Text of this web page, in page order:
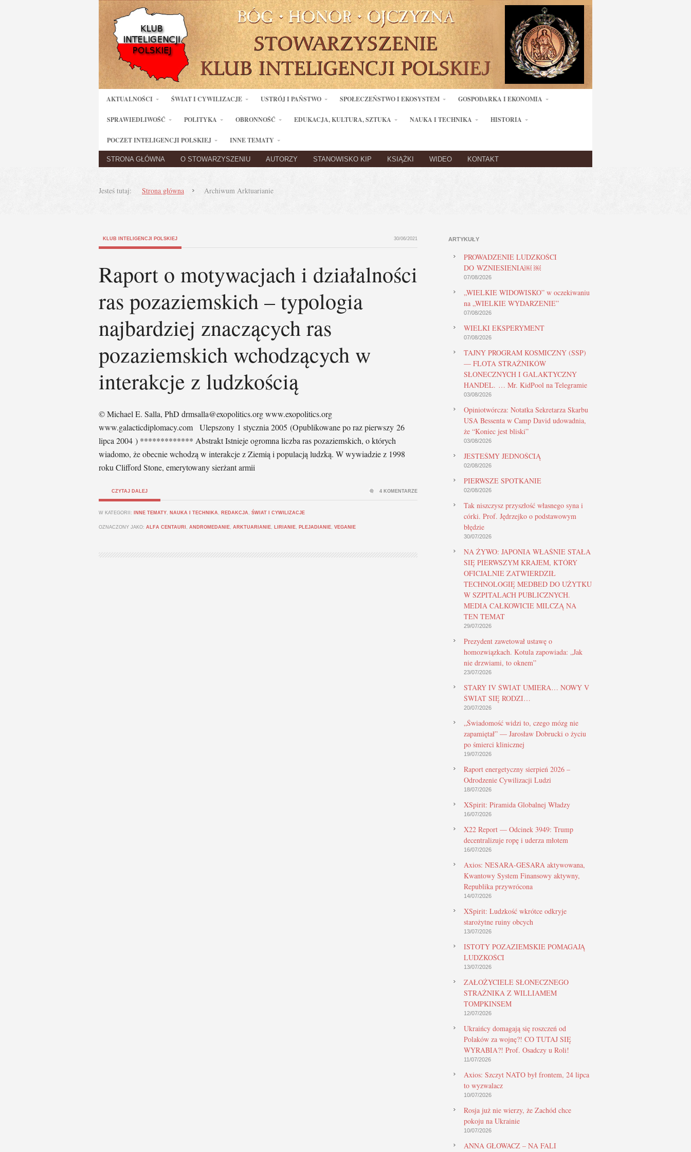
AKTUALNOŚCI ŚWIAT I CYWILIZACJE USTRÓJ I PAŃSTWO SPOŁECZEŃSTWO I EKOSYSTEM GOSPODARKA I EKONOMIA
SPRAWIEDLIWOŚĆ POLITYKA OBRONNOŚĆ EDUKACJA, KULTURA, SZTUKA NAUKA I TECHNIKA HISTORIA
POCZET INTELIGENCJI POLSKIEJ INNE TEMATY
STRONA GŁÓWNA O STOWARZYSZENIU AUTORZY STANOWISKO KIP KSIĄŻKI WIDEO KONTAKT
Jesteś tutaj: Strona główna Archiwum Arktuarianie
KLUB INTELIGENCJI POLSKIEJ 30/06/2021
Raport o motywacjach i działalności
ras pozaziemskich – typologia
najbardziej znaczących ras
pozaziemskich wchodzących w
interakcje z ludzkością
© Michael E. Salla, PhD drmsalla@exopolitics.org www.exopolitics.org
www.galacticdiplomacy.com Ulepszony 1 stycznia 2005 (Opublikowane po raz pierwszy 26
lipca 2004 ) ************* Abstrakt Istnieje ogromna liczba ras pozaziemskich, o których
wiadomo, że obecnie wchodzą w interakcje z Ziemią i populacją ludzką. W wywiadzie z 1998
roku Clifford Stone, emerytowany sierżant armii
CZYTAJ DALEJ
W KATEGORII: INNE TEMATY, NAUKA I TECHNIKA , REDAKCJA , ŚWIAT I CYWILIZACJE
OZNACZONY JAKO: ALFA CENTAURI , ANDROMEDANIE, ARKTUARIANIE, LIRIANIE, PLEJADIANIE, VEGANIE
4 KOMENTARZE
ARTYKUŁY
PROWADZENIE LUDZKOŚCI
DO WZNIESIENIA￼ ￼
07/08/2026
„WIELKIE WIDOWISKO” w oczekiwaniu
na „WIELKIE WYDARZENIE”
07/08/2026
WIELKI EKSPERYMENT
07/08/2026
TAJNY PROGRAM KOSMICZNY (SSP)
— FLOTA STRAŻNIKÓW
SŁONECZNYCH I GALAKTYCZNY
HANDEL. … Mr. KidPool na Telegramie
03/08/2026
Opiniotwórcza: Notatka Sekretarza Skarbu
USA Bessenta w Camp David udowadnia,
że “Koniec jest bliski”
03/08/2026
JESTEŚMY JEDNOŚCIĄ
02/08/2026
PIERWSZE SPOTKANIE
02/08/2026
Tak niszczysz przyszłość własnego syna i
córki. Prof. Jędrzejko o podstawowym
błędzie
30/07/2026
NA ŻYWO: JAPONIA WŁAŚNIE STAŁA
SIĘ PIERWSZYM KRAJEM, KTÓRY
OFICJALNIE ZATWIERDZIŁ
TECHNOLOGIĘ MEDBED DO UŻYTKU
W SZPITALACH PUBLICZNYCH.
MEDIA CAŁKOWICIE MILCZĄ NA
TEN TEMAT
29/07/2026
Prezydent zawetował ustawę o
homozwiązkach. Kotula zapowiada: „Jak
nie drzwiami, to oknem”
23/07/2026
STARY IV ŚWIAT UMIERA… NOWY V
ŚWIAT SIĘ RODZI…
20/07/2026
„Świadomość widzi to, czego mózg nie
zapamiętał” — Jarosław Dobrucki o życiu
po śmierci klinicznej
19/07/2026
Raport energetyczny sierpień 2026 –
Odrodzenie Cywilizacji Ludzi
18/07/2026
XSpirit: Piramida Globalnej Władzy
16/07/2026
X22 Report — Odcinek 3949: Trump
decentralizuje ropę i uderza młotem
16/07/2026
Axios: NESARA-GESARA aktywowana,
Kwantowy System Finansowy aktywny,
Republika przywrócona
14/07/2026
XSpirit: Ludzkość wkrótce odkryje
starożytne ruiny obcych
13/07/2026
ISTOTY POZAZIEMSKIE POMAGAJĄ
LUDZKOŚCI
13/07/2026
ZAŁOŻYCIELE SŁONECZNEGO
STRAŻNIKA Z WILLIAMEM
TOMPKINSEM
12/07/2026
Ukraińcy domagają się roszczeń od
Polaków za wojnę?! CO TUTAJ SIĘ
WYRABIA?! Prof. Osadczy u Roli!
11/07/2026
Axios: Szczyt NATO był frontem, 24 lipca
to wyzwalacz
10/07/2026
Rosja już nie wierzy, że Zachód chce
pokoju na Ukrainie
10/07/2026
ANNA GŁOWACZ – NA FALI